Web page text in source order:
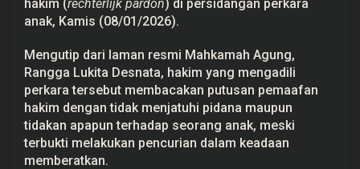
E
n
i
t
e
r
h
a
d
a
p
S
hakim (rechterlijk pardon) di persidangan perkara
anak, Kamis (08/01/2026).
Mengutip dari laman resmi Mahkamah Agung,
Rangga Lukita Desnata, hakim yang mengadili
perkara tersebut membacakan putusan pemaafan
hakim dengan tidak menjatuhi pidana maupun
tidakan apapun terhadap seorang anak, meski
terbukti melakukan pencurian dalam keadaan
memberatkan.